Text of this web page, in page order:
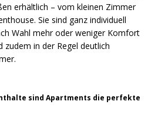
erhältlich – vom kleinen Zimmer
Sie sind ganz individuell
Wahl mehr oder weniger Komfort
zudem in der Regel deutlich
sind Apartments die perfekte